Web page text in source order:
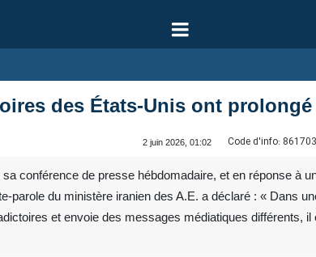
des États-Unis ont
2 juin 2026, 01:02 Code d'info:
conférence de presse hébdomadaire, et en réponse à
parole du ministère iranien des A.E. a déclaré : « Dans
et envoie des messages médiatiques différents,